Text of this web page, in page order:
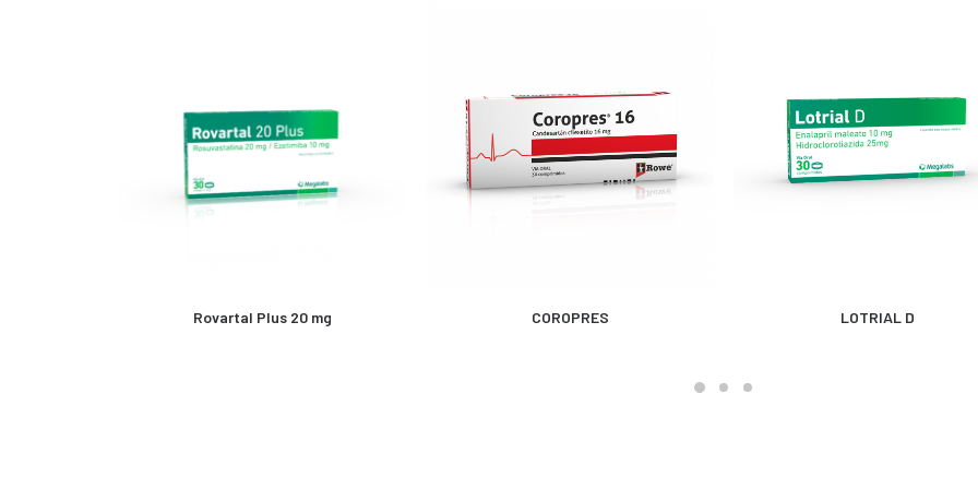
MÁS INFORMACIÓN
Rovartal Plus 20 mg MÁS INFORMACIÓN
COROPRES MÁS INFORMACIÓN
LOTRIAL D